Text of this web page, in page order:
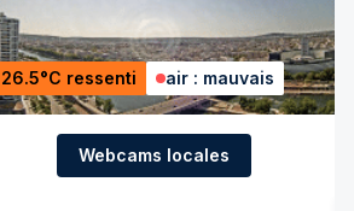
26.5°C ressenti air : mauvais
Webcams locales